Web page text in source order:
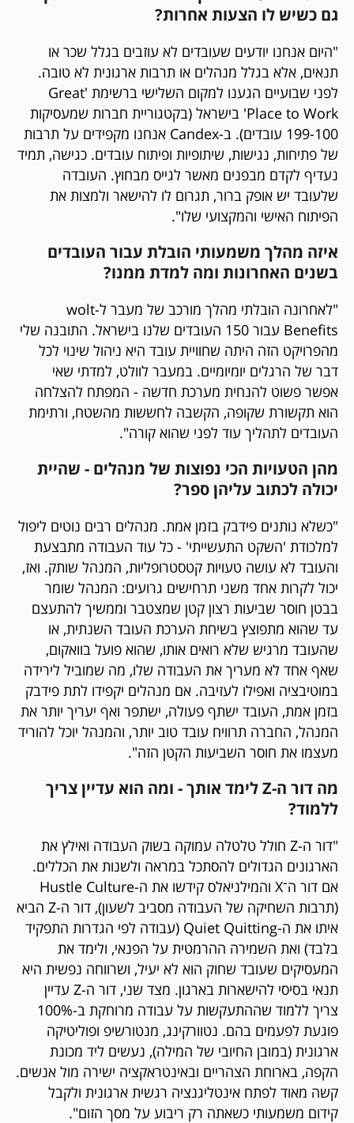
גם כשיש לו הצעות אחרות?
"היום אנחנו יודעים שעובדים לא עוזבים בגלל שכר או
תנאים, אלא בגלל מנהלים או תרבות ארגונית לא טובה.
לפני שבועיים הגענו למקום השלישי ברשימת 'Great
Place to Work' בישראל (בקטגוריית חברות שמעסיקות
199-100 עובדים). ב-Candex אנחנו מקפידים על תרבות
של פתיחות, נגישות, שיתופיות ופיתוח עובדים. כגישה, תמיד
נעדיף לקדם מבפנים מאשר לגייס מבחוץ. העובדה
שלעובד יש אופק ברור, תגרום לו להישאר ולמצות את
הפיתוח האישי והמקצועי שלו".
איזה מהלך משמעותי הובלת עבור העובדים
בשנים האחרונות ומה למדת ממנו?
"לאחרונה הובלתי מהלך מורכב של מעבר ל-wolt
Benefits עבור 150 העובדים שלנו בישראל. התובנה שלי
מהפרויקט הזה היתה שחוויית עובד היא ניהול שינוי לכל
דבר של הרגלים יומיומיים. במעבר לוולט, למדתי שאי
אפשר פשוט להנחית מערכת חדשה - המפתח להצלחה
הוא תקשורת שקופה, הקשבה לחששות מהשטח, ורתימת
העובדים לתהליך עוד לפני שהוא קורה".
מהן הטעויות הכי נפוצות של מנהלים - שהיית
יכולה לכתוב עליהן ספר?
"כשלא נותנים פידבק בזמן אמת. מנהלים רבים נוטים ליפול
למלכודת 'השקט התעשייתי' - כל עוד העבודה מתבצעת
והעובד לא עושה טעויות קטסטרופליות, המנהל שותק. ואז,
יכול לקרות אחד משני תרחישים גרועים: המנהל שומר
בבטן חוסר שביעות רצון קטן שמצטבר וממשיך להתעצם
עד שהוא מתפוצץ בשיחת הערכת העובד השנתית, או
שהעובד מרגיש שלא רואים אותו, שהוא פועל בוואקום,
שאף אחד לא מעריך את העבודה שלו, מה שמוביל לירידה
במוטיבציה ואפילו לעזיבה. אם מנהלים יקפידו לתת פידבק
בזמן אמת, העובד ישתף פעולה, ישתפר ואף יעריך יותר את
המנהל, החברה תרוויח עובד טוב יותר, והמנהל יוכל להוריד
מעצמו את חוסר השביעות הקטן הזה".
מה דור ה-Z לימד אותך - ומה הוא עדיין צריך
ללמוד?
"דור ה-Z חולל טלטלה עמוקה בשוק העבודה ואילץ את
הארגונים הגדולים להסתכל במראה ולשנות את הכללים.
אם דור ה־X והמילניאלס קידשו את ה-Hustle Culture
(תרבות השחיקה של העבודה מסביב לשעון), דור ה-Z הביא
איתו את ה-Quiet Quitting (עבודה לפי הגדרות התפקיד
בלבד) ואת השמירה ההרמטית על הפנאי, ולימד את
המעסיקים שעובד שחוק הוא לא יעיל, ושרווחה נפשית היא
תנאי בסיסי להישארות בארגון. מצד שני, דור ה-Z עדיין
צריך ללמוד שההתעקשות על עבודה מרוחקת ב-100%
פוגעת לפעמים בהם. נטוורקינג, מנטורשיפ ופוליטיקה
ארגונית (במובן החיובי של המילה), נעשים ליד מכונת
הקפה, בארוחת הצהריים ובאינטראקציה ישירה מול אנשים.
קשה מאוד לפתח אינטליגנציה רגשית ארגונית ולקבל
קידום משמעותי כשאתה רק ריבוע על מסך הזום".